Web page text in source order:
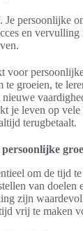
Je persoonlijke
en vervulling
voor
te groeien, te
je leven op vele
terugbetaalt.
om de tijd
van doelen
zijn
vrij te maken